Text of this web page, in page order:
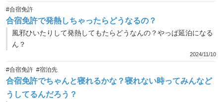
#合宿免許
合宿免許で発熱しちゃったらどうなるの？
風邪ひいたりして発熱してもたらどうなんの？やっぱ延泊になる
ん？
2024/11/10
#合宿免許 #宿泊先
合宿免許でちゃんと寝れるかな？寝れない時ってみんなど
うしてるんだろう？